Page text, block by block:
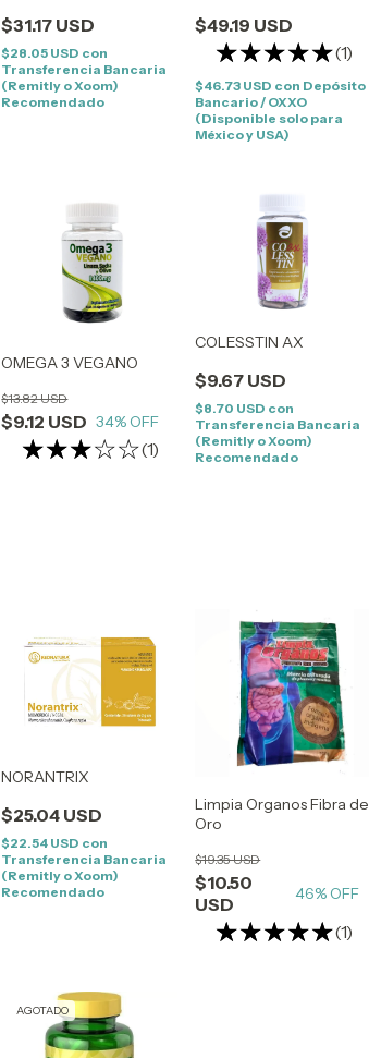
$31.17 USD
$28.05 USD con
Transferencia Bancaria
(Remitly o Xoom)
Recomendado
$49.19 USD
(1)
$46.73 USD con Depósito
Bancario / OXXO
(Disponible solo para
México y USA)
OMEGA 3 VEGANO
$9.12 USD
$13.82 USD
34% OFF
(1)
COLESSTIN AX
$9.67 USD
$8.70 USD con
Transferencia Bancaria
(Remitly o Xoom)
Recomendado
NORANTRIX
$25.04 USD
$22.54 USD con
Transferencia Bancaria
(Remitly o Xoom)
Recomendado
Limpia Organos Fibra de
Oro
$10.50
USD
$19.35 USD
46% OFF
(1)
AGOTADO